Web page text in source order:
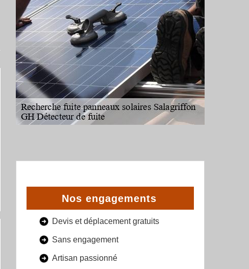
Nos engagements
Devis et déplacement gratuits
Sans engagement
Artisan passionné